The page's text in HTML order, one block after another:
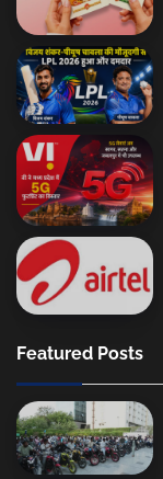
Featured Posts